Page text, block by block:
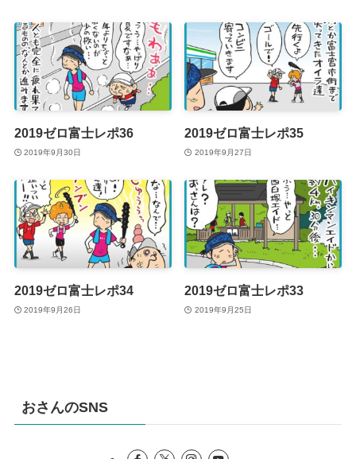
2019ゼロ富士レポ36
2019年9月30日
2019ゼロ富士レポ35
2019年9月27日
2019ゼロ富士レポ34
2019年9月26日
2019ゼロ富士レポ33
2019年9月25日
おさんのSNS